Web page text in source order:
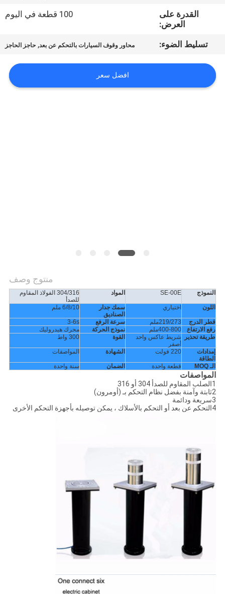
اطلب
خريطة
الموقع
القدرة على
العرض:
100 قطعة في اليوم
تسليط الضوء: محاور وقوف السيارات بالتحكم عن بعد, حاجز الحاجز
افضل سعر
منتوج وصف
النموذج SE-00E المواد
304/316 الفولاذ المقاوم
للصدأ
اللون
اختياري
سمك جدار
الصناديق
6/8/10 ملم
قطر الدرج 219/273ملم سرعة الرفع
3-6s
رفع الارتفاع
400-800ملم نموذج الحركة
محرك هيدروليك
طريقة تحذير
شريط عاكس واحد
أصفر
القوة 300 واط
إمدادات
الطاقة
220 فولت الشهادة المواصفات
الـ MOQ قطعة واحدة الضمان سنة واحدة
المواصفات
1الصلب المقاوم للصدأ 304 أو 316
2ثابتة وآمنة بفضل نظام التحكم بـ (أومرون)
3سريعة ودائمة
4التحكم عن بعد أو التحكم بالأسلاك ، يمكن توصيله بأجهزة التحكم الأخرى